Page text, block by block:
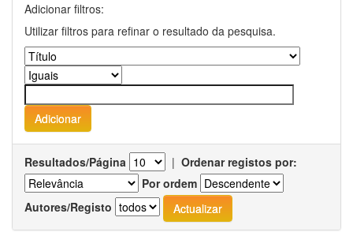
Adicionar filtros:
Utilizar filtros para refinar o resultado da pesquisa.
Resultados/Página | Ordenar registos por:
Por ordem
Autores/Registo